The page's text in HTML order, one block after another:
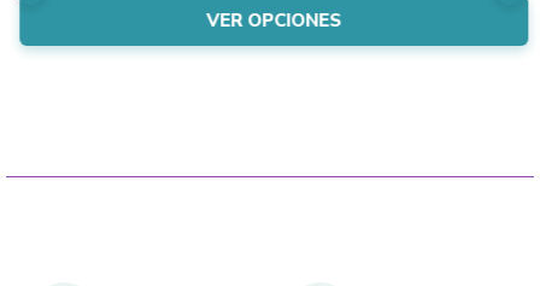
$2.150.
is:
$1.900.
VER OPCIONES
be
chosen
page